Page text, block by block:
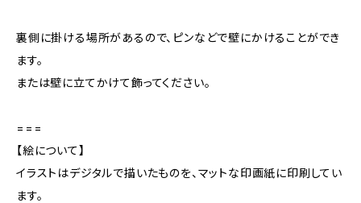
裏側に掛ける場所があるので、ピンなどで壁にかけることができ
ます。
または壁に立てかけて飾ってください。
===
【絵について】
イラストはデジタルで描いたものを、マットな印画紙に印刷してい
ます。